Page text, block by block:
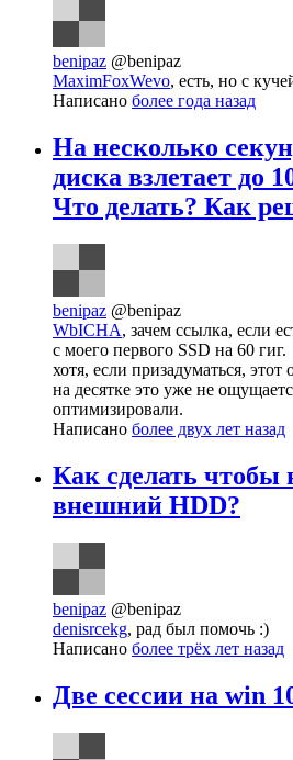
benipaz @benipaz
MaximFoxWevo, есть, но с
Написано более года назад
На несколько
диска взлетает до
Что делать? Как
benipaz @benipaz
WbICHA, зачем ссылка, если
с моего первого SSD на 60 гиг.
хотя, если призадуматься, этот
на десятке это уже не
оптимизировали.
Написано более двух лет назад
Как сделать чтобы
внешний HDD?
benipaz @benipaz
denisrcekg, рад был помочь :)
Написано более трёх лет назад
Две сессии на win